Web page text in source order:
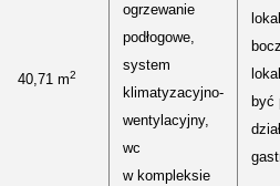
40,71 m2
ogrzewanie
podłogowe,
system
klimatyzacyjno-
wentylacyjny,
wc
w kompleksie
być